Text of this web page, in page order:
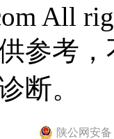
All
参考
断。
陕公网安备